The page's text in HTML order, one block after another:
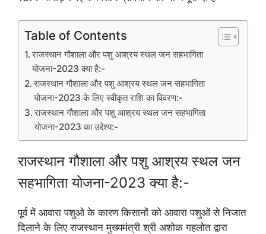
Table of Contents
राजस्थान गौशाला और पशु आश्रय स्थल जन सहभागिता
योजना-2023 क्या है:-
राजस्थान गौशाला और पशु आश्रय स्थल जन सहभागिता
योजना-2023 के लिए स्वीकृत राशि का विवरण:-
राजस्थान गौशाला और पशु आश्रय स्थल जन सहभागिता
योजना-2023 का उद्देश्य:-
राजस्थान गौशाला और पशु आश्रय स्थल जन
सहभागिता योजना-2023 क्या है:-
पूर्व में आवारा पशुओ के कारण किसानों को आवारा पशुओं से निजात
दिलाने के लिए राजस्थान मुख्यमंत्री श्री अशोक गहलोत द्वारा